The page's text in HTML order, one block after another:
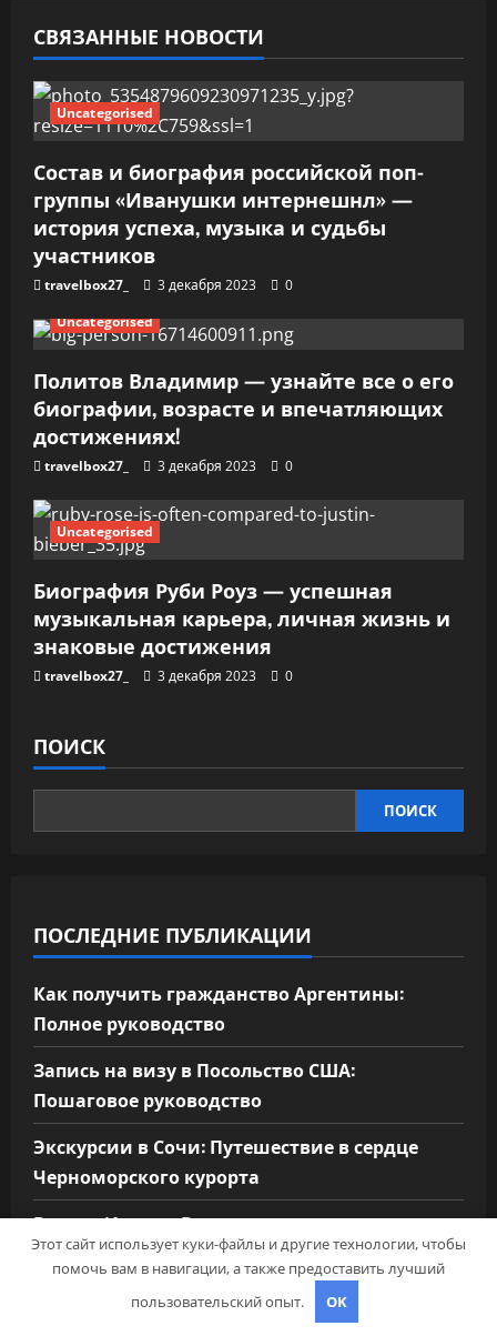
з
а
п
и
с
я
м
СВЯЗАННЫЕ НОВОСТИ
Uncategorised
Состав и биография российской поп-
группы «Иванушки интернешнл» —
история успеха, музыка и судьбы
участников
travelbox27_ 3 декабря 2023
0
Uncategorised
Политов Владимир — узнайте все о его
биографии, возрасте и впечатляющих
достижениях!
travelbox27_ 3 декабря 2023 0
Uncategorised
Биография Руби Роуз — успешная
музыкальная карьера, личная жизнь и
знаковые достижения
travelbox27_ 3 декабря 2023 0
ПОИСК
ПОИСК
ПОСЛЕДНИЕ ПУБЛИКАЦИИ
Как получить гражданство Аргентины:
Полное руководство
Запись на визу в Посольство США:
Пошаговое руководство
Экскурсии в Сочи: Путешествие в сердце
Черноморского курорта
Визы в Индию: Все, что вам нужно знать
Туры в Шарджу из Москвы: Откройте для
себя культурное сердце ОАЭ
Этот сайт использует куки-файлы и другие технологии, чтобы
помочь вам в навигации, а также предоставить лучший
пользовательский опыт.
OK